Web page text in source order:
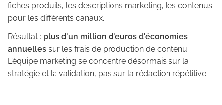
fiches produits, les descriptions marketing, les contenus
pour les différents canaux.
Résultat : plus d'un million d'euros d'économies
annuelles sur les frais de production de contenu.
L'équipe marketing se concentre désormais sur la
stratégie et la validation, pas sur la rédaction répétitive.